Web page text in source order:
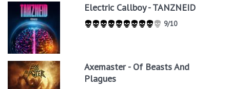
Electric Callboy - TANZNEID
9/10
Axemaster - Of Beasts And
Plagues